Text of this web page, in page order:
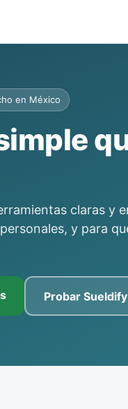
en México
claras y
y para
Probar Sueldify